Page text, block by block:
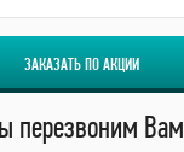
ЗАКАЗАТЬ ПО АКЦИИ
перезвоним Вам